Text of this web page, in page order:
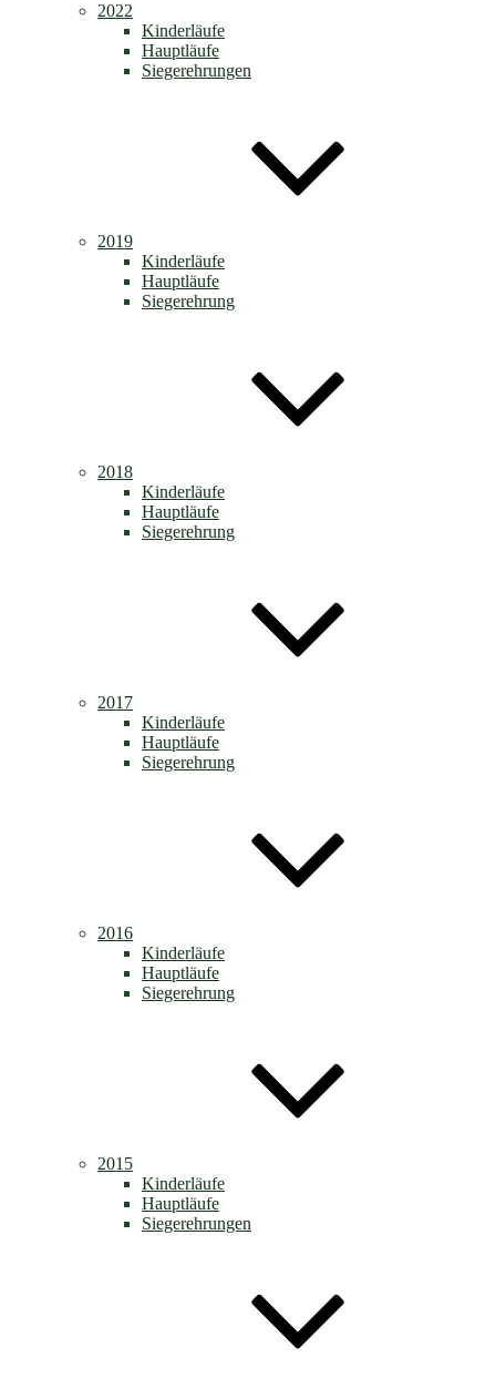
2022
Kinderläufe
Hauptläufe
Siegerehrungen
2019
Kinderläufe
Hauptläufe
Siegerehrung
2018
Kinderläufe
Hauptläufe
Siegerehrung
2017
Kinderläufe
Hauptläufe
Siegerehrung
2016
Kinderläufe
Hauptläufe
Siegerehrung
2015
Kinderläufe
Hauptläufe
Siegerehrungen